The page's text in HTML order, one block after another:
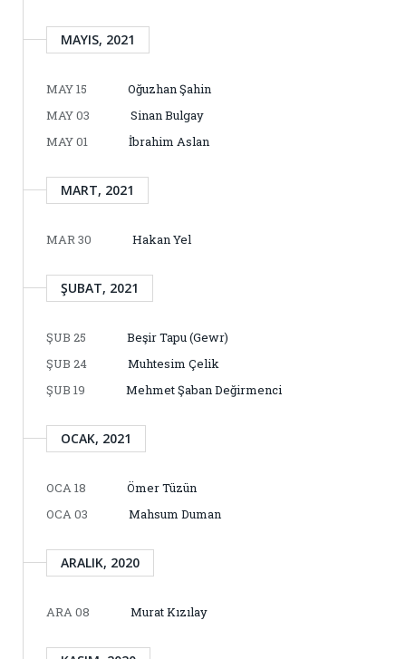
MAYIS, 2021
MAY 15
Oğuzhan Şahin
MAY 03
Sinan Bulgay
MAY 01
İbrahim Aslan
MART, 2021
MAR 30 Hakan Yel
ŞUBAT, 2021
ŞUB 25
Beşir Tapu (Gewr)
ŞUB 24
Muhtesim Çelik
ŞUB 19
Mehmet Şaban Değirmenci
OCAK, 2021
OCA 18
Ömer Tüzün
OCA 03
Mahsum Duman
ARALIK, 2020
ARA 08 Murat Kızılay